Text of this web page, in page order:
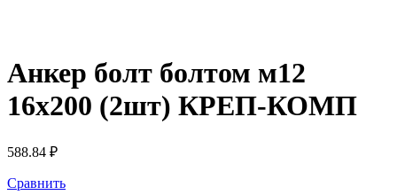
Анкер болт болтом м12
16х200 (2шт) КРЕП-КОМП
588.84 ₽
Сравнить